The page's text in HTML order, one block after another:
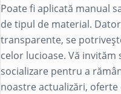
Poate fi aplicată manual
de tipul de material.
transparente, se
celor lucioase. Vă
socializare pentru a
noastre actualizări,